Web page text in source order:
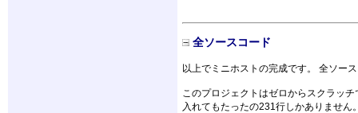
全ソースコード
以上でミニホストの完成です。 全ソー
このプロジェクトはゼロからスクラッ
入れてもたったの231行しかありませ